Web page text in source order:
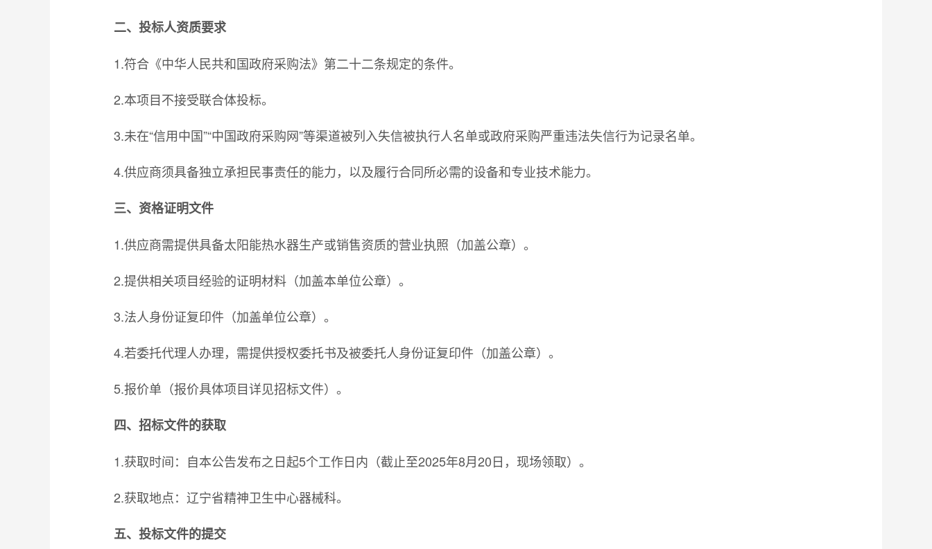
二、投标人资质要求
1.符合《中华人民共和国政府采购法》第二十二条规定的条件。
2.本项目不接受联合体投标。
3.未在“信用中国”“中国政府采购网”等渠道被列入失信被执行人名单或政府采购严重违法失信行为记录名单。
4.供应商须具备独立承担民事责任的能力，以及履行合同所必需的设备和专业技术能力。
三、资格证明文件
1.供应商需提供具备太阳能热水器生产或销售资质的营业执照（加盖公章）。
2.提供相关项目经验的证明材料（加盖本单位公章）。
3.法人身份证复印件（加盖单位公章）。
4.若委托代理人办理，需提供授权委托书及被委托人身份证复印件（加盖公章）。
5.报价单（报价具体项目详见招标文件）。
四、招标文件的获取
1.获取时间：自本公告发布之日起5个工作日内（截止至2025年8月20日，现场领取）。
2.获取地点：辽宁省精神卫生中心器械科。
五、投标文件的提交